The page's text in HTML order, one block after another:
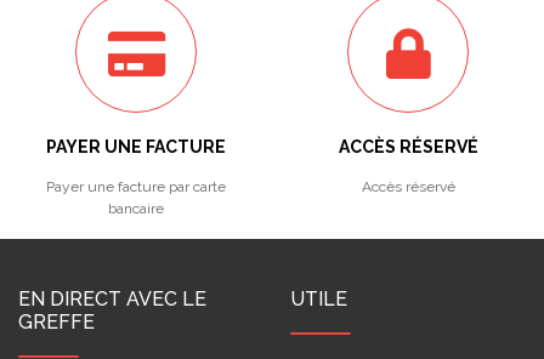
PAYER UNE FACTURE
Payer une facture par carte
bancaire
ACCÈS RÉSERVÉ
Accès réservé
EN DIRECT AVEC LE
GREFFE
UTILE